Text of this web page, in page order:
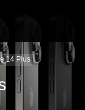
14 Plus